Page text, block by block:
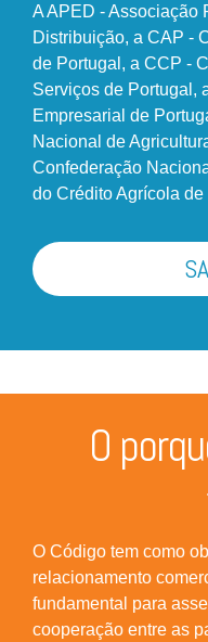
A APED - Associação
Distribuição, a CAP -
de Portugal, a CCP -
Serviços de Portugal,
Empresarial de
Nacional de
Confederação
do Crédito Agrícola de
O
O Código tem como
relacionamento
fundamental para
cooperação entre as